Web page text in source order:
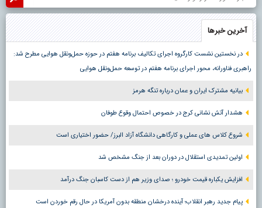
آخرین خبرها
در نخستین نشست کارگروه اجرای تکالیف برنامه هفتم در حوزه حمل‌ونقل هوایی مطرح شد:
راهبری فناورانه، محور اجرای برنامه هفتم در توسعه حمل‌ونقل هوایی
بیانیه مشترک ایران و عمان درباره تنگه هرمز
هشدار آتش نشانی کرج در خصوص احتمال وقوع طوفان
شروع کلاس های عملی و کارگاهی دانشگاه آزاد البرز/ حضور اختیاری است
اولین تمدیدی استقلال در دوران بعد از جنگ مشخص شد
افزایش یکباره قیمت خودرو ؛ صدای وزیر هم از دست کاسبان جنگ درآمد
پیام جدید رهبر انقلاب؛ آینده درخشان منطقه بدون آمریکا در حال رقم خوردن است